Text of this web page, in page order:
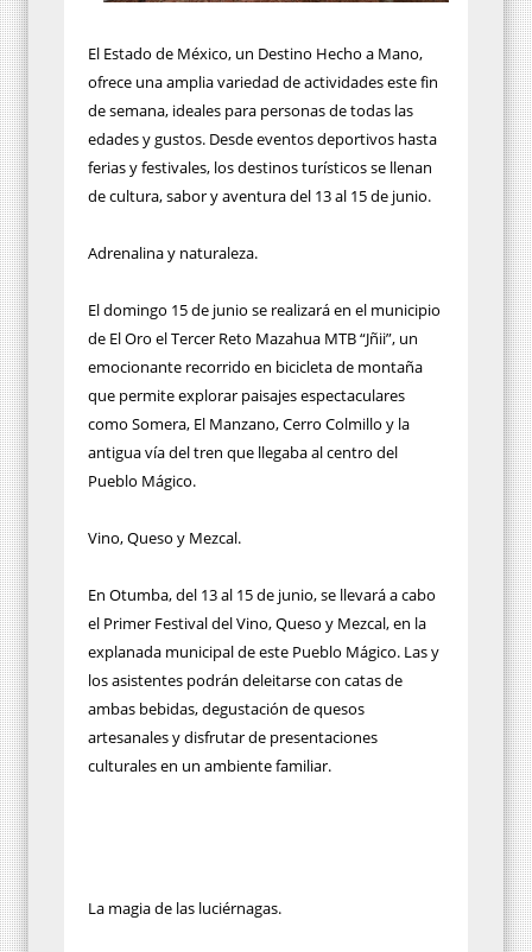
El Estado de México, un Destino Hecho a Mano,
ofrece una amplia variedad de actividades este fin
de semana, ideales para personas de todas las
edades y gustos. Desde eventos deportivos hasta
ferias y festivales, los destinos turísticos se llenan
de cultura, sabor y aventura del 13 al 15 de junio.
Adrenalina y naturaleza.
El domingo 15 de junio se realizará en el municipio
de El Oro el Tercer Reto Mazahua MTB “Jñii”, un
emocionante recorrido en bicicleta de montaña
que permite explorar paisajes espectaculares
como Somera, El Manzano, Cerro Colmillo y la
antigua vía del tren que llegaba al centro del
Pueblo Mágico.
Vino, Queso y Mezcal.
En Otumba, del 13 al 15 de junio, se llevará a cabo
el Primer Festival del Vino, Queso y Mezcal, en la
explanada municipal de este Pueblo Mágico. Las y
los asistentes podrán deleitarse con catas de
ambas bebidas, degustación de quesos
artesanales y disfrutar de presentaciones
culturales en un ambiente familiar.
La magia de las luciérnagas.